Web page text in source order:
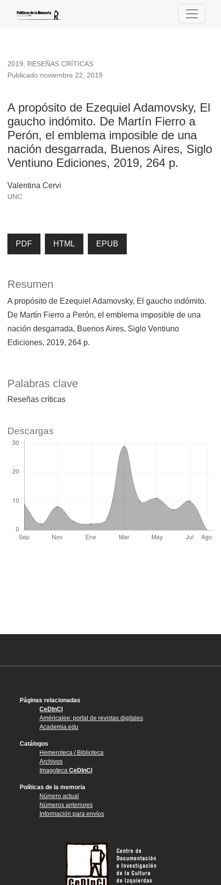
A propósito de Ezequiel Adamovsky, El gaucho indómito.
2019, RESEÑAS CRÍTICAS
A propósito de Ezequiel Adamovsky, El
gaucho indómito. De Martín Fierro a
Perón, el emblema imposible de una
nación desgarrada, Buenos Aires, Siglo
Ventiuno Ediciones, 2019, 264 p.
Publicado noviembre 22, 2019
Valentina Cervi
UNC
PDF HTML EPUB
Palabras clave
Reseñas críticas
Resumen
A propósito de Ezequiel Adamovsky, El gaucho indómito.
De Martín Fierro a Perón, el emblema imposible de una
nación desgarrada, Buenos Aires, Siglo Ventiuno
Ediciones, 2019, 264 p.
Descargas
Páginas relacionadas
CeDInCI
Américalee: portal de revistas digitales
Academia.edu
Catálogos
Hemeroteca / Biblioteca
Archivos
Imagoteca CeDInCI
Políticas de la memoria
Número actual
Números anteriores
Información para envíos